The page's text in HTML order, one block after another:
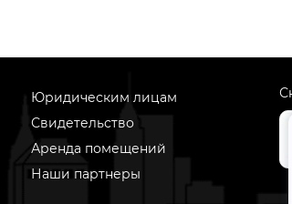
Юридическим лицам
Свидетельство
Аренда помещений
Наши партнеры